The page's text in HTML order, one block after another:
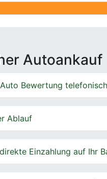
Autoankauf
Bewertung
Ablauf
Einzahlung auf Ihr